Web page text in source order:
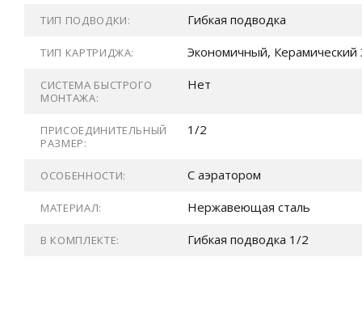
ТИП ПОДВОДКИ: Гибкая подводка
ТИП КАРТРИДЖА: Экономичный, Керамический
СИСТЕМА БЫСТРОГО
МОНТАЖА:
Нет
ПРИСОЕДИНИТЕЛЬНЫЙ
РАЗМЕР:
1/2
ОСОБЕННОСТИ: С аэратором
МАТЕРИАЛ: Нержавеющая сталь
В КОМПЛЕКТЕ: Гибкая подводка 1/2